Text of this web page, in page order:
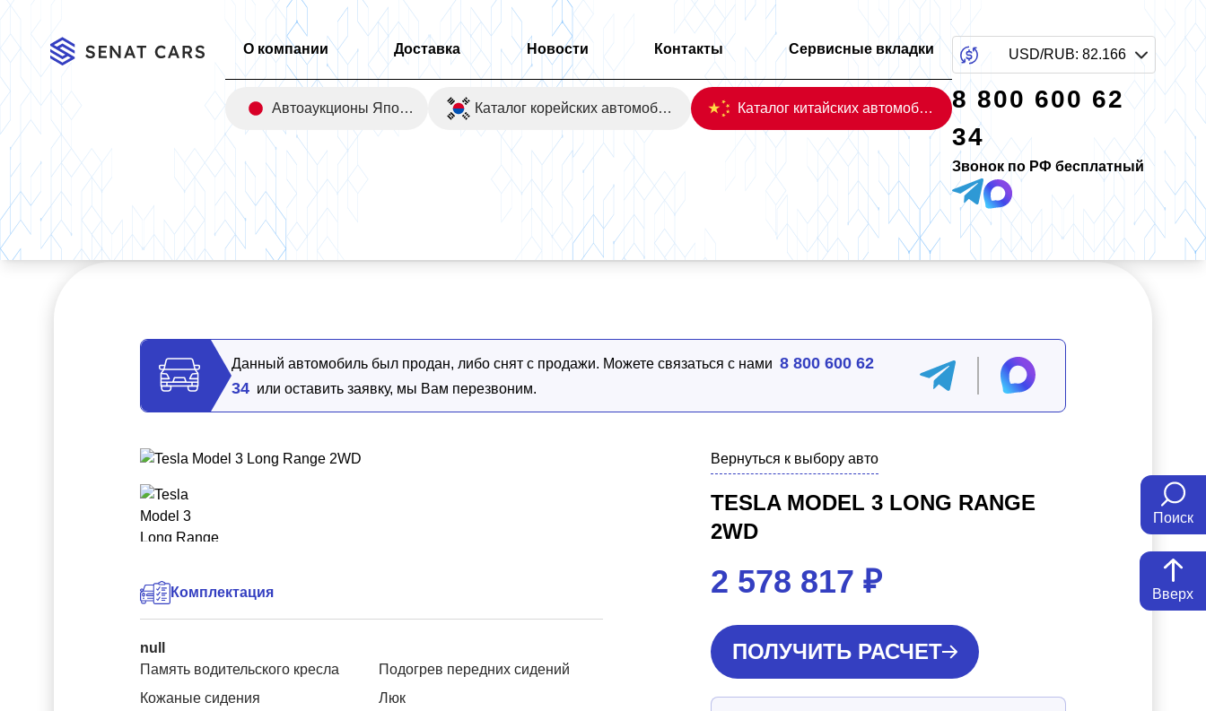
Поиск
Вверх
О компании Доставка Новости Контакты Сервисные вкладки
Автоаукционы Японии Каталог корейских автомобилей Каталог китайских автомобилей
USD/RUB: 82.166
8 800 600 62
34
Звонок по РФ бесплатный
Главная/Каталог Tesla Model 3 Long Range 2WD
Данный автомобиль был продан, либо снят с продажи. Можете связаться с нами 8 800 600 62
34 или оставить заявку, мы Вам перезвоним.
Комплектация
null
Память водительского кресла
Подогрев передних сидений
Кожаные сидения
Люк
Вернуться к выбору авто
TESLA MODEL 3 LONG RANGE
2WD
2 578 817 ₽
ПОЛУЧИТЬ РАСЧЕТ